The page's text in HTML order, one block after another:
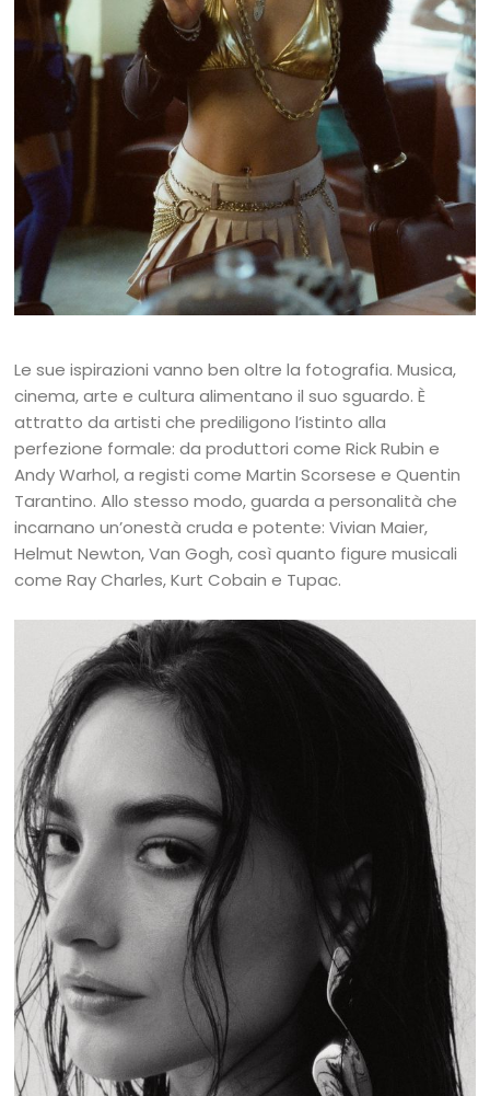
Le sue ispirazioni vanno ben oltre la fotografia. Musica,
cinema, arte e cultura alimentano il suo sguardo. È
attratto da artisti che prediligono l’istinto alla
perfezione formale: da produttori come Rick Rubin e
Andy Warhol, a registi come Martin Scorsese e Quentin
Tarantino. Allo stesso modo, guarda a personalità che
incarnano un’onestà cruda e potente: Vivian Maier,
Helmut Newton, Van Gogh, così quanto figure musicali
come Ray Charles, Kurt Cobain e Tupac.